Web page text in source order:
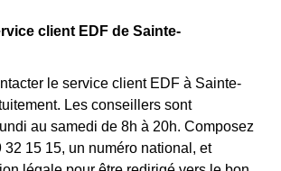
client EDF de Sainte-
le service client EDF à Sainte-
Les conseillers sont
au samedi de 8h à 20h. Composez
32 15 15, un numéro national, et